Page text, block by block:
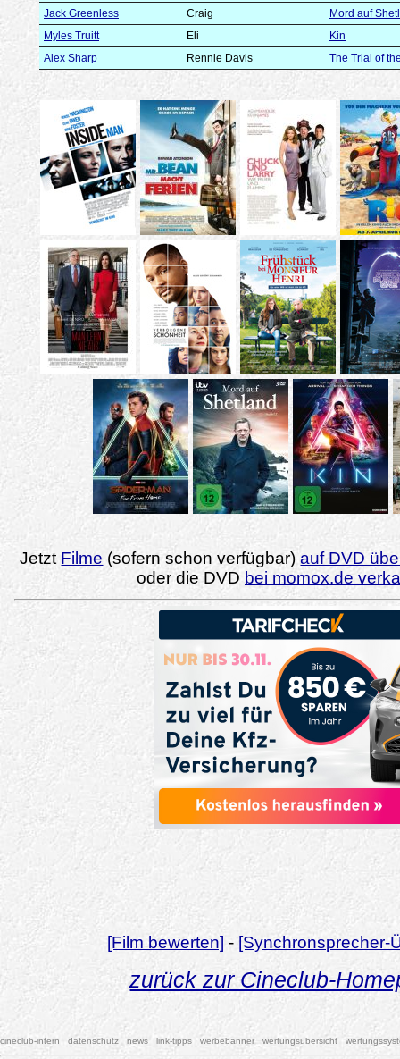
Jack Greenless
Craig
Mord auf
Myles Truitt
Eli
Kin
Alex Sharp
Rennie Davis The Trial of
Jetzt Filme (sofern schon verfügbar)auf DVD
oder die DVD bei momox.de
[Film bewerten] - [Synchronsprecher-
zurück zur Cineclub-
cineclub-intern datenschutz news link-tipps werbebanner wertungsübersicht